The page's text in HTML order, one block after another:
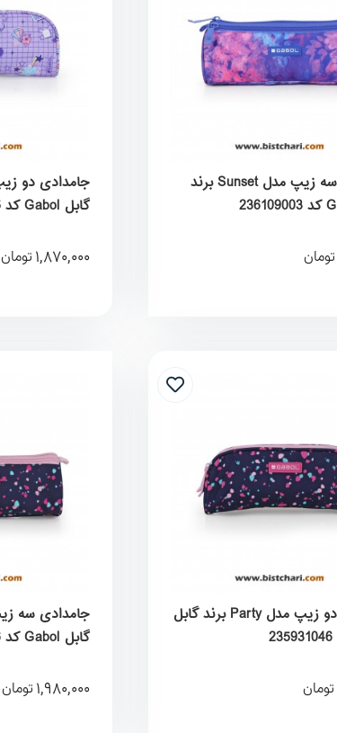
جامدادی سه زیپ مدل Sunset برند
تومان
گابل Gabol کد 236031025
1,870,000 تومان
جامدادی دو زیپ مدل Party برند گابل
تومان
گابل Gabol کد 235909046
1,980,000 تومان